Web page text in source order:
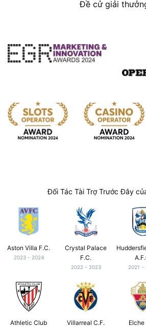
Đề cử giải
Đối Tác Tài Trợ Trước Đây
Aston Villa F.C.
2023 - 2024
Crystal Palace
F.C.
2022 - 2023 2021 -
Athletic Club Villarreal C.F. Elche